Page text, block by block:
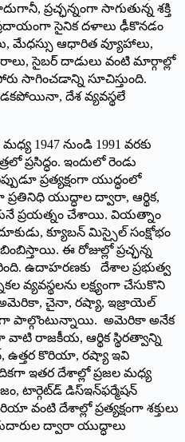
ప్రచ్ఛన్నంగా సాగుతున్న శక్తి
సైనిక దళాలు ఢీకొనడం
మేధస్సు ఆధారిత వ్యూహాలు,
సైబర్ దాడులు వంటి మార్గాల్లో
సాగించడాన్ని సూచిస్తుంది.
దేశ వ్యవస్థలే
నుండి 1991 వరకు
ప్రసిద్ధం. ఇందులో రెండు
ప్రత్యక్షంగా యుద్ధంలో
యుద్ధాల ద్వారా, ఆర్థిక,
ప్రయత్నం చేశాయి. వియత్నాం
క్యూబన్ మిస్సైల్ సంక్షోభం
ఈ రోజుల్లో ప్రచ్ఛన్న
ఉదాహరణకు దేశాల ప్రభుత్వ
వ్యవస్థలను లక్ష్యంగా చేసుకొని
అమెరికా, చైనా, రష్యా, ఇజ్రాయెల్
పాల్గొంటున్నాయి. అమెరికా అనేక
వాటి రాజకీయ, ఆర్థిక స్థిరత్వాన్ని
ఉత్తర కొరియా, రష్యా ఇవి
ఇతర దేశాల్లో ప్రజల మధ్య
టార్గెట్‌డ్ డిస్ఇన్‌ఫర్మేషన్
వంటి దేశాల్లో ప్రత్యక్షంగా శక్తులు
ద్వారా యుద్ధాలు